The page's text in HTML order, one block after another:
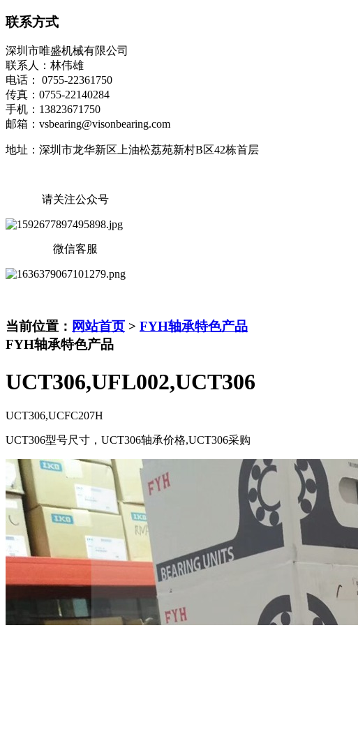
联系方式
深圳市唯盛机械有限公司
联系人：林伟雄
电话： 0755-22361750
传真：0755-22140284
手机：13823671750
邮箱：vsbearing@visonbearing.com
地址：深圳市龙华新区上油松荔苑新村B区42栋首层
请关注公众号
微信客服
当前位置： 网站首页 > FYH轴承特色产品
FYH轴承特色产品
UCT306,UFL002,UCT306
UCT306,UCFC207H
UCT306型号尺寸，UCT306轴承价格,UCT306采购